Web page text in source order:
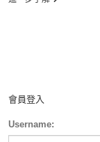
會員登入
Username: